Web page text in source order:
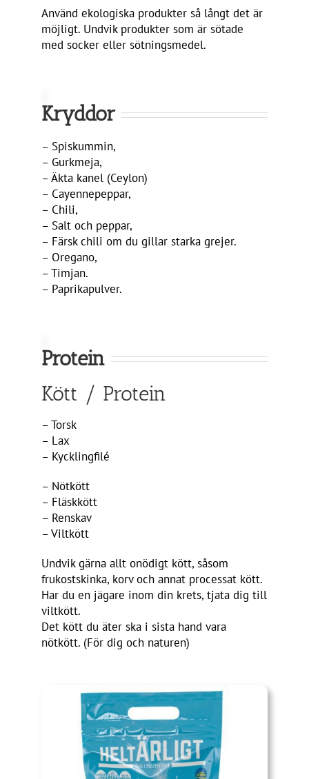
Använd ekologiska produkter så långt det är
möjligt. Undvik produkter som är sötade
med socker eller sötningsmedel.
Kryddor
– Spiskummin,
– Gurkmeja,
– Äkta kanel (Ceylon)
– Cayennepeppar,
– Chili,
– Salt och peppar,
– Färsk chili om du gillar starka grejer.
– Oregano,
– Timjan.
– Paprikapulver.
Protein
Kött / Protein
– Torsk
– Lax
– Kycklingfilé
– Nötkött
– Fläskkött
– Renskav
– Viltkött
Undvik gärna allt onödigt kött, såsom
frukostskinka, korv och annat processat kött.
Har du en jägare inom din krets, tjata dig till
viltkött.
Det kött du äter ska i sista hand vara
nötkött. (För dig och naturen)